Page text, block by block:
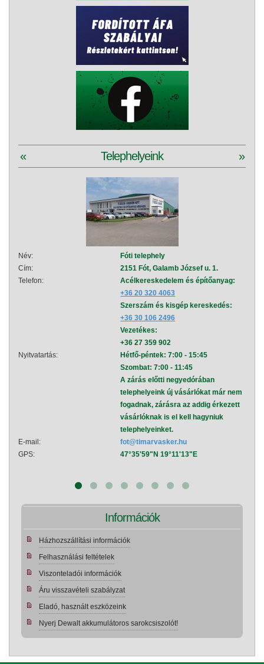
Telephelyeink
« »
Név:
Fóti telephely
Cím:
2151 Fót, Galamb József u. 1.
Telefon:
Acélkereskedelem és építőanyag:
+36 20 320 4063
Szerszám és kisgép kereskedés:
+36 30 106 2496
Vezetékes:
+36 27 359 902
Nyitvatartás:
Hétfő-péntek: 7:00 - 15:45
Szombat: 7:00 - 11:45
A zárás előtti negyedórában
telephelyeink új vásárlókat már nem
fogadnak, zárásra az addig érkezett
vásárlóknak is el kell hagyniuk
telephelyeinket.
E-mail:
fot@timarvasker.hu
GPS:
47°35'59"N 19°11'13"E
Információk
Házhozszállítási információk
Felhasználási feltételek
Viszonteladói információk
Áru visszavételi szabályzat
Eladó, használt eszközeink
Nyerj Dewalt akkumulátoros sarokcsiszolót!